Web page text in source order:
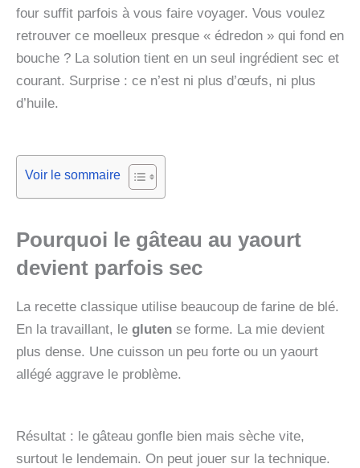
four suffit parfois à vous faire voyager. Vous voulez
retrouver ce moelleux presque « édredon » qui fond en
bouche ? La solution tient en un seul ingrédient sec et
courant. Surprise : ce n’est ni plus d’œufs, ni plus
d’huile.
Voir le sommaire
Pourquoi le gâteau au yaourt
devient parfois sec
La recette classique utilise beaucoup de farine de blé.
En la travaillant, le gluten se forme. La mie devient
plus dense. Une cuisson un peu forte ou un yaourt
allégé aggrave le problème.
Résultat : le gâteau gonfle bien mais sèche vite,
surtout le lendemain. On peut jouer sur la technique.